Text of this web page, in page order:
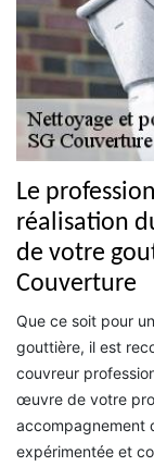
Le
réalisation
de votre
Couverture
Que ce soit pour
gouttière, il est
couvreur
œuvre de votre
accompagnement
expérimentée et